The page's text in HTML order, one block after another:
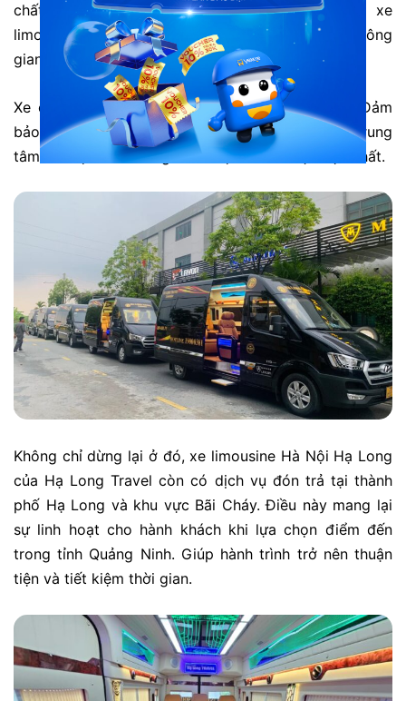
chất lượng vượt trội và sự tiện nghi. Với dòng xe
limousine 10 chỗ cao cấp. Hành khách sẽ có không
gian rộng rãi, thoải mái trong suốt hành trình.
Xe có phục vụ trung chuyển nội thành Hà Nội. Đảm
bảo tiện lợi cho việc di chuyển từ các khu vực trung
tâm Hà Nội đến Quảng Ninh một cách thuận tiện nhất.
Không chỉ dừng lại ở đó, xe limousine Hà Nội Hạ Long
của Hạ Long Travel còn có dịch vụ đón trả tại thành
phố Hạ Long và khu vực Bãi Cháy. Điều này mang lại
sự linh hoạt cho hành khách khi lựa chọn điểm đến
trong tỉnh Quảng Ninh. Giúp hành trình trở nên thuận
tiện và tiết kiệm thời gian.